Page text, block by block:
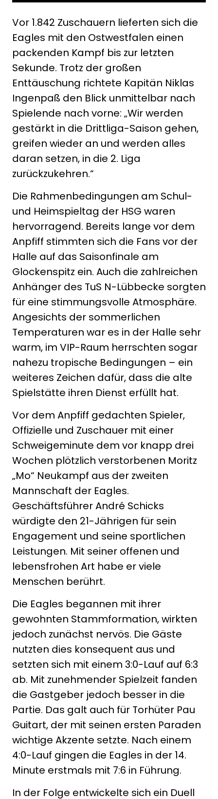
Vor 1.842 Zuschauern lieferten sich die
Eagles mit den Ostwestfalen einen
packenden Kampf bis zur letzten
Sekunde. Trotz der großen
Enttäuschung richtete Kapitän Niklas
Ingenpaß den Blick unmittelbar nach
Spielende nach vorne: „Wir werden
gestärkt in die Drittliga-Saison gehen,
greifen wieder an und werden alles
daran setzen, in die 2. Liga
zurückzukehren.“
Die Rahmenbedingungen am Schul-
und Heimspieltag der HSG waren
hervorragend. Bereits lange vor dem
Anpfiff stimmten sich die Fans vor der
Halle auf das Saisonfinale am
Glockenspitz ein. Auch die zahlreichen
Anhänger des TuS N-Lübbecke sorgten
für eine stimmungsvolle Atmosphäre.
Angesichts der sommerlichen
Temperaturen war es in der Halle sehr
warm, im VIP-Raum herrschten sogar
nahezu tropische Bedingungen – ein
weiteres Zeichen dafür, dass die alte
Spielstätte ihren Dienst erfüllt hat.
Vor dem Anpfiff gedachten Spieler,
Offizielle und Zuschauer mit einer
Schweigeminute dem vor knapp drei
Wochen plötzlich verstorbenen Moritz
„Mo“ Neukampf aus der zweiten
Mannschaft der Eagles.
Geschäftsführer André Schicks
würdigte den 21-Jährigen für sein
Engagement und seine sportlichen
Leistungen. Mit seiner offenen und
lebensfrohen Art habe er viele
Menschen berührt.
Die Eagles begannen mit ihrer
gewohnten Stammformation, wirkten
jedoch zunächst nervös. Die Gäste
nutzten dies konsequent aus und
setzten sich mit einem 3:0-Lauf auf 6:3
ab. Mit zunehmender Spielzeit fanden
die Gastgeber jedoch besser in die
Partie. Das galt auch für Torhüter Pau
Guitart, der mit seinen ersten Paraden
wichtige Akzente setzte. Nach einem
4:0-Lauf gingen die Eagles in der 14.
Minute erstmals mit 7:6 in Führung.
In der Folge entwickelte sich ein Duell